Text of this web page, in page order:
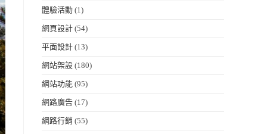
體驗活動 (1)
網頁設計 (54)
平面設計 (13)
網站架設 (180)
網站功能 (95)
網路廣告 (17)
網路行銷 (55)